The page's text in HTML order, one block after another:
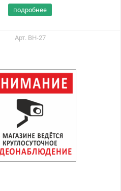
подробнее
Арт. ВН-27